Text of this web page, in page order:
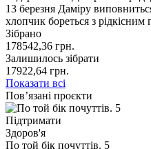
13 березня Даміру
хлопчик бореться з
Зібрано
178542,36 грн.
Залишилось зібрати
17922,64 грн.
Показати всі
Пов’язані проєкти
Підтримати
Здоров'я
По той бік почуттів. 5